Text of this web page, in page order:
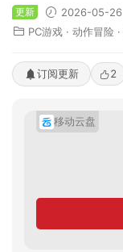
更新
2026-05-26
PC游戏 · 动作冒险 ·
订阅更新 2
移动云盘